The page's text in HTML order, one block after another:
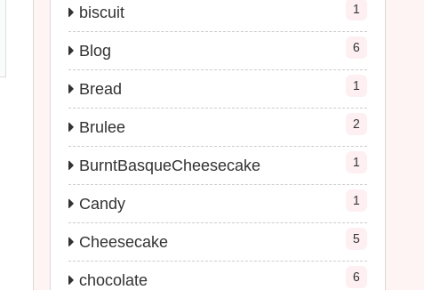
biscuit 1
Blog 6
Bread 1
Brulee 2
BurntBasqueCheesecake 1
Candy 1
Cheesecake 5
chocolate 6